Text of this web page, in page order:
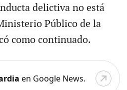
delictiva no está
Público de la
como continuado.
en Google News.